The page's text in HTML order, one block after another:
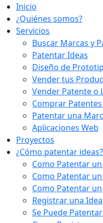
Inicio
¿Quiénes somos?
Servicios
Buscar Marcas y
Patentar Ideas
Diseño de
Vender tus
Vender Patente o
Comprar
Patentar una
Aplicaciones Web
Proyectos
¿Cómo patentar ideas?
Como Patentar
Como Patentar
Como Patentar
Registrar una
Se Puede